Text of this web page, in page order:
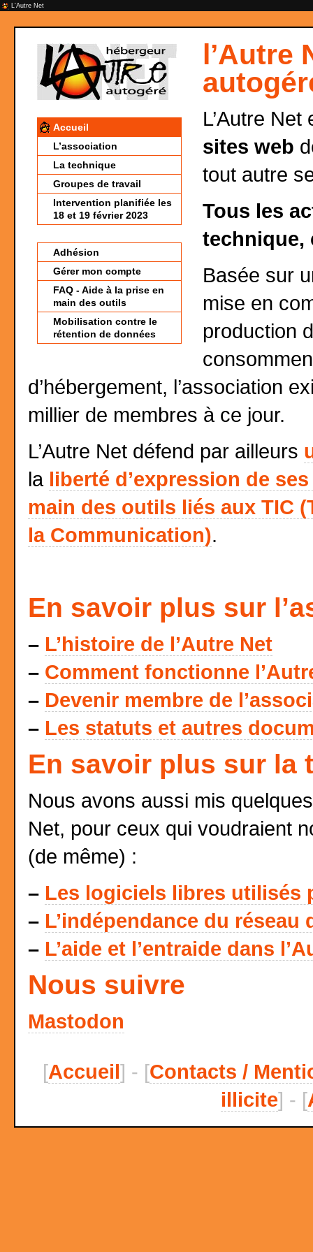
L'Autre Net
Accueil
L’association
La technique
Groupes de travail
Intervention planifiée les
18 et 19 février 2023
Adhésion
Gérer mon compte
FAQ - Aide à la prise en
main des outils
Mobilisation contre le
rétention de données
l’Autre
L’Autre
sites web
tout autre
Tous les
technique,
Basée sur
mise en
production
d’hébergement, l’association
millier de membres à ce jour.
L’Autre Net défend par ailleurs
la liberté d’expression de
main des outils liés aux TIC
la Communication).
En savoir plus sur
– L’histoire de l’Autre Net
– Comment fonctionne
– Devenir membre de
– Les statuts et autres
En savoir plus sur la
Nous avons aussi mis
Net, pour ceux qui voudraient
(de même) :
– Les logiciels libres utilisés
– L’indépendance du réseau
– L’aide et l’entraide dans
Nous suivre
Mastodon
[Accueil] - [Contacts /
illicite] - [